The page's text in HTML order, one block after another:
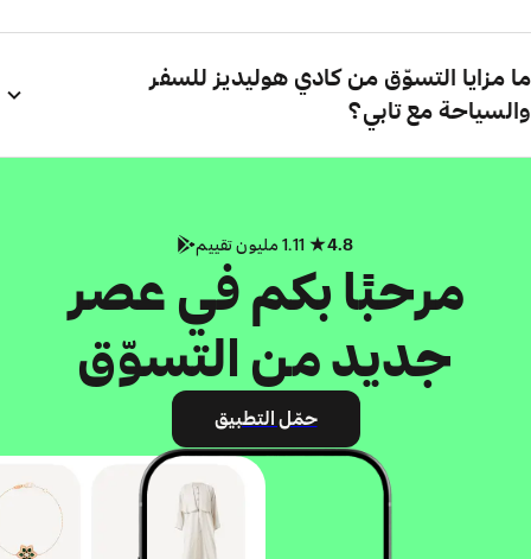
ما مزايا التسوّق من كادي هوليديز للسفر
والسياحة مع تابي؟
4.8
مرحبًا بكم في عصر
جديد من التسوّق
حمّل التطبيق